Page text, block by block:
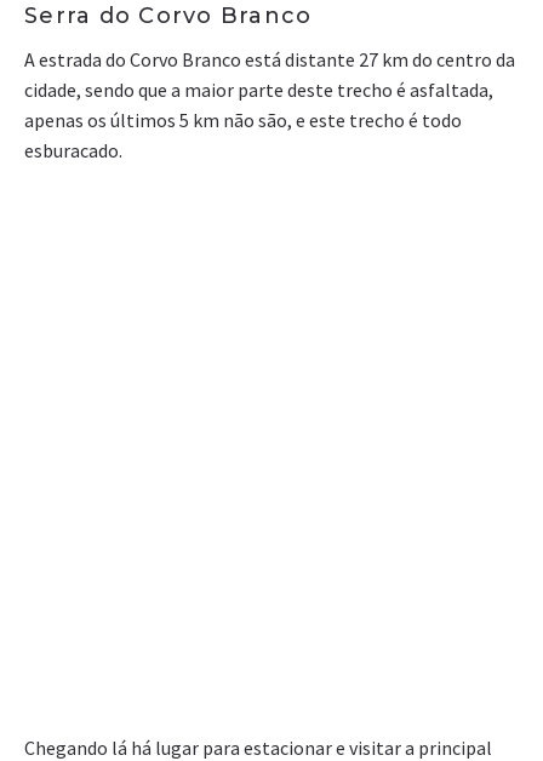
Serra do Corvo Branco
A estrada do Corvo Branco está distante 27 km do centro da
cidade, sendo que a maior parte deste trecho é asfaltada,
apenas os últimos 5 km não são, e este trecho é todo
esburacado.
Chegando lá há lugar para estacionar e visitar a principal